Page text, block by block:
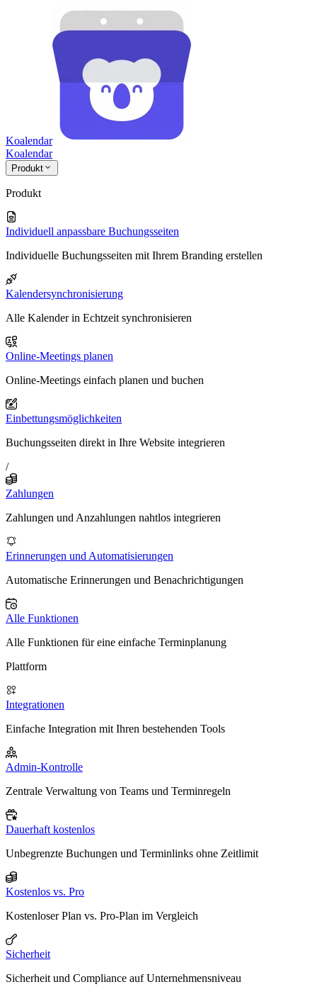
Koalendar
Koalendar
Produkt
Produkt
Individuell anpassbare Buchungsseiten
Individuelle Buchungsseiten mit Ihrem Branding erstellen
Kalendersynchronisierung
Alle Kalender in Echtzeit synchronisieren
Online-Meetings planen
Online-Meetings einfach planen und buchen
Einbettungsmöglichkeiten
Buchungsseiten direkt in Ihre Website integrieren
/
Zahlungen
Zahlungen und Anzahlungen nahtlos integrieren
Erinnerungen und Automatisierungen
Automatische Erinnerungen und Benachrichtigungen
Alle Funktionen
Alle Funktionen für eine einfache Terminplanung
Plattform
Integrationen
Einfache Integration mit Ihren bestehenden Tools
Admin-Kontrolle
Zentrale Verwaltung von Teams und Terminregeln
Dauerhaft kostenlos
Unbegrenzte Buchungen und Terminlinks ohne Zeitlimit
Kostenlos vs. Pro
Kostenloser Plan vs. Pro-Plan im Vergleich
Sicherheit
Sicherheit und Compliance auf Unternehmensniveau